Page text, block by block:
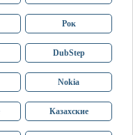
Рок
DubStep
Nokia
Казахские